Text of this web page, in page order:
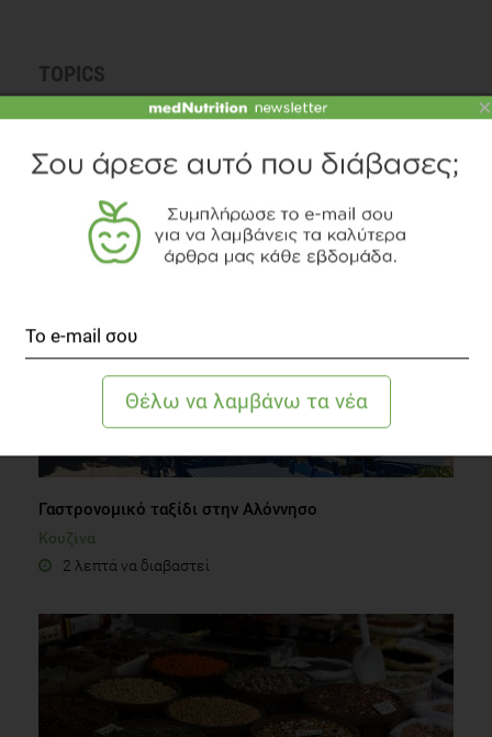
TOPICS
ΨΥΧΟΛΟΓΙΑ ΨΥΧΟΛΟΓΟΣ APPLICATION
ΔΙΑΒΑΣΤΕ ΑΚΟΜΗ
Γαστρονομικό ταξίδι στην Αλόννησο
Κουζίνα
2 λεπτά να διαβαστεί
×